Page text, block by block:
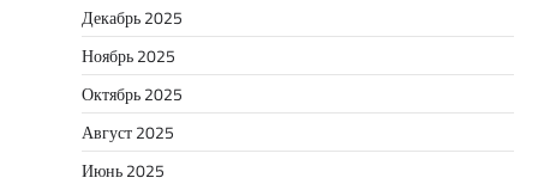
Декабрь 2025
Ноябрь 2025
Октябрь 2025
Август 2025
Июнь 2025